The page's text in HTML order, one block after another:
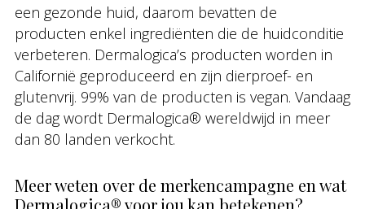
een gezonde huid, daarom bevatten de
producten enkel ingrediënten die de huidconditie
verbeteren. Dermalogica’s producten worden in
Californië geproduceerd en zijn dierproef- en
glutenvrij. 99% van de producten is vegan. Vandaag
de dag wordt Dermalogica® wereldwijd in meer
dan 80 landen verkocht.
Meer weten over de merkencampagne en wat
Dermalogica® voor jou kan betekenen?